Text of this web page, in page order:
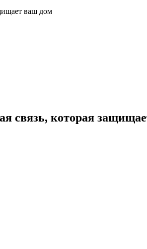
ваш дом
связь, которая